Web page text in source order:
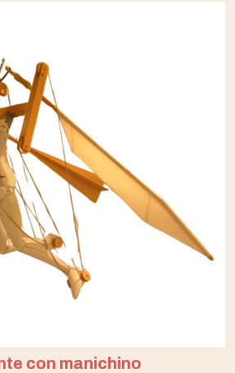
con manichino